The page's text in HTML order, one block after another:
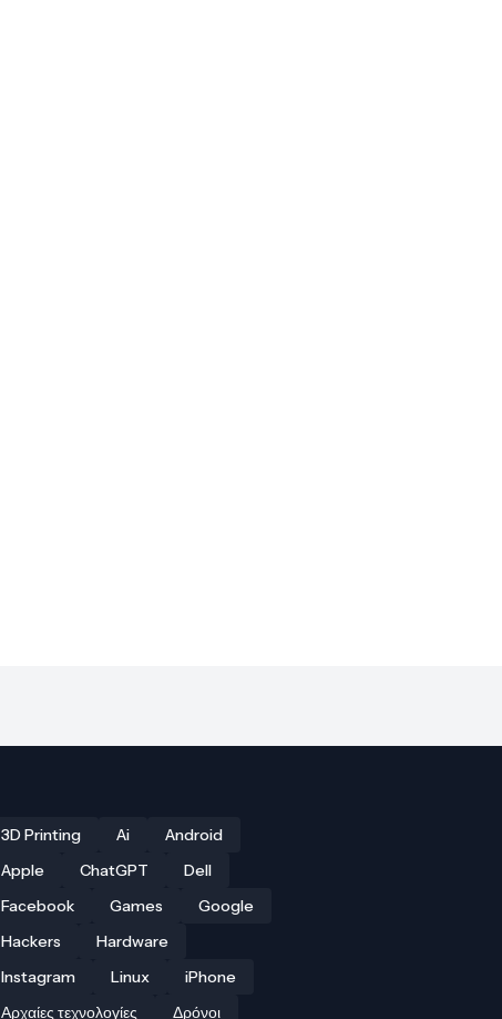
3D Printing Ai
Android
Apple
ChatGPT
Dell
Facebook
Games
Google
Hackers
Hardware
Instagram
Linux
iPhone
Αρχαίες τεχνολογίες
Δρόνοι